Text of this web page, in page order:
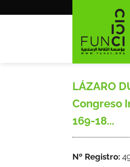
LÁZARO
Congreso
169-18...
Nº Registro: